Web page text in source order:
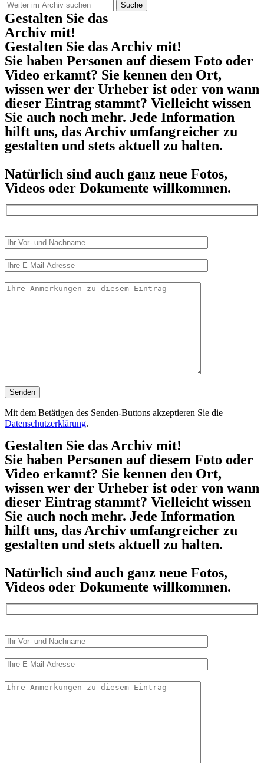
Suche
Gestalten Sie das
Archiv mit!
Gestalten Sie das Archiv mit!
Sie haben Personen auf diesem Foto oder
Video erkannt? Sie kennen den Ort,
wissen wer der Urheber ist oder von wann
dieser Eintrag stammt? Vielleicht wissen
Sie auch noch mehr. Jede Information
hilft uns, das Archiv umfangreicher zu
gestalten und stets aktuell zu halten.
Natürlich sind auch ganz neue Fotos,
Videos oder Dokumente willkommen.
Mit dem Betätigen des Senden-Buttons akzeptieren Sie die
Datenschutzerklärung.
Gestalten Sie das Archiv mit!
Sie haben Personen auf diesem Foto oder
Video erkannt? Sie kennen den Ort,
wissen wer der Urheber ist oder von wann
dieser Eintrag stammt? Vielleicht wissen
Sie auch noch mehr. Jede Information
hilft uns, das Archiv umfangreicher zu
gestalten und stets aktuell zu halten.
Natürlich sind auch ganz neue Fotos,
Videos oder Dokumente willkommen.